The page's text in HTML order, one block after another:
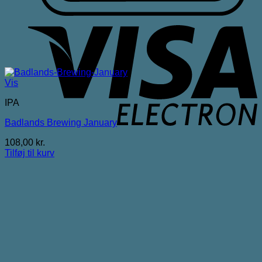
Vis
IPA
Badlands Brewing January
108,00 kr.
Tilføj til kurv